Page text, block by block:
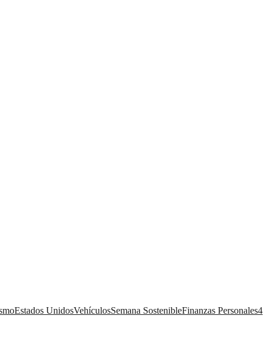
Estados UnidosVehículosSemana SostenibleFinanzas Personales4